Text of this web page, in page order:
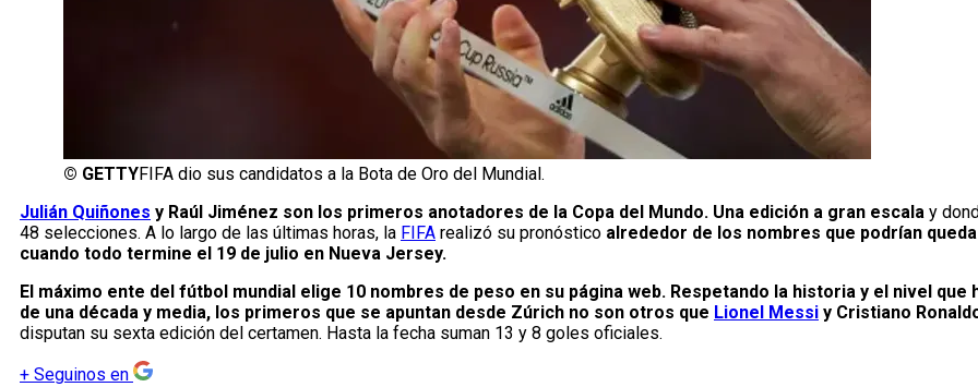
© GETTYFIFA dio sus candidatos a la Bota de Oro del Mundial.
Julián Quiñones y Raúl Jiménez son los primeros anotadores de la Copa del Mundo. Una edición a gran escala y
48 selecciones. A lo largo de las últimas horas, la FIFA realizó su pronóstico alrededor de los nombres que podrían
cuando todo termine el 19 de julio en Nueva Jersey.
El máximo ente del fútbol mundial elige 10 nombres de peso en su página web. Respetando la historia y el nivel que
de una década y media, los primeros que se apuntan desde Zúrich no son otros que Lionel Messi y Cristiano
disputan su sexta edición del certamen. Hasta la fecha suman 13 y 8 goles oficiales.
+ Seguinos en